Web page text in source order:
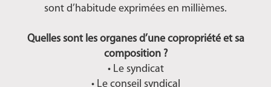
sont d’habitude exprimées en millièmes.
Quelles sont les organes d’une copropriété et sa
composition ?
• Le syndicat
• Le conseil syndical